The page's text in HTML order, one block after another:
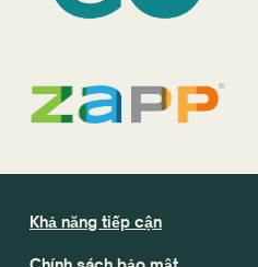
Khả năng tiếp cận